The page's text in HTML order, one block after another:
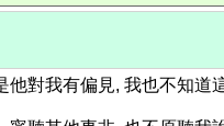
對我有偏見, 我也不知道